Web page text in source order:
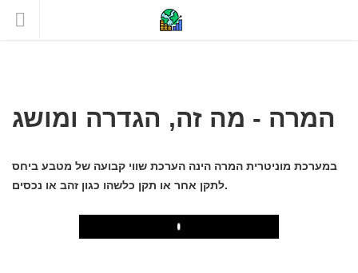
המרה - מה זה, הגדרה ומושג
במערכת מוניטרית המרה הינה הערכת שווי קבועה של מטבע ביחס
לתקן אחר או תקן כלשהו כגון זהב או נכסים.
Play